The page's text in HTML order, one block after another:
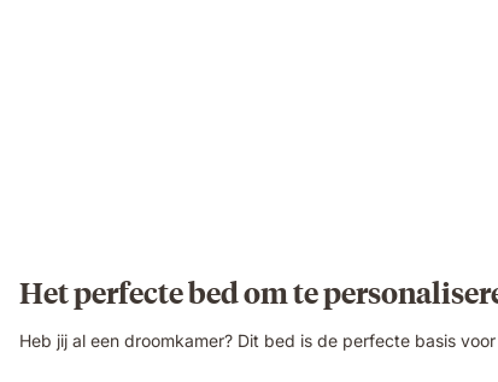
Het perfecte bed om te
Heb jij al een droomkamer? Dit bed is de perfecte basis